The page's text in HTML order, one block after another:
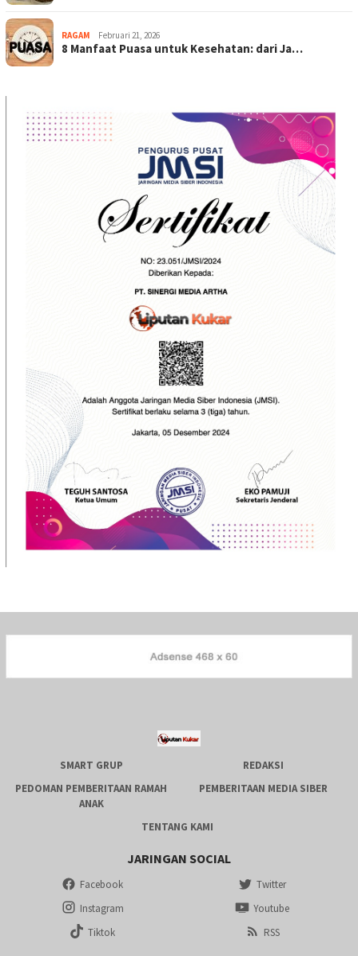
RAGAM Februari 21, 2026
8 Manfaat Puasa untuk Kesehatan: dari Ja…
SMART GRUP
REDAKSI
PEDOMAN PEMBERITAAN RAMAH
ANAK
PEMBERITAAN MEDIA SIBER
TENTANG KAMI
JARINGAN SOCIAL
Facebook
Twitter
Instagram
Youtube
Tiktok
RSS